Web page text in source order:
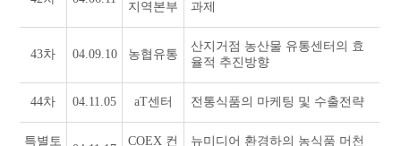
지역본부
과제
43차 04.09.10 농협유통
산지거점 농산물 유통센터의 효
율적 추진방향
44차 04.11.05 aT센터 전통식품의 마케팅 및 수출전략
특별토
COEX 컨
뉴미디어 환경하의 농식품 머천